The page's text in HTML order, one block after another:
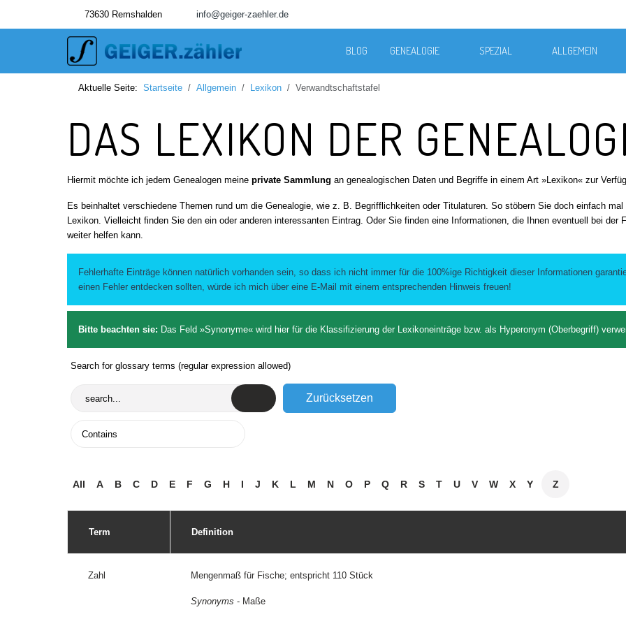
73630 Remshalden info@geiger-zaehler.de
BLOG GENEALOGIE SPEZIAL ALLGEMEIN
Aktuelle Seite: Startseite Allgemein Lexikon Verwandtschaftstafel
DAS LEXIKON DER
Hiermit möchte ich jedem Genealogen meine private Sammlung an genealogischen Daten und Begriffe in einem Art »Lexikon« zur
Es beinhaltet verschiedene Themen rund um die Genealogie, wie z. B. Begrifflichkeiten oder Titulaturen. So stöbern Sie doch einfach mal
Lexikon. Vielleicht finden Sie den ein oder anderen interessanten Eintrag. Oder Sie finden eine Informationen, die Ihnen eventuell bei der
weiter helfen kann.
Fehlerhafte Einträge können natürlich vorhanden sein, so dass ich nicht immer für die 100%ige Richtigkeit dieser Informationen
einen Fehler entdecken sollten, würde ich mich über eine E-Mail mit einem entsprechenden Hinweis freuen!
Bitte beachten sie: Das Feld »Synonyme« wird hier für die Klassifizierung der Lexikoneinträge bzw. als Hyperonym (Oberbegriff)
Search for glossary terms (regular expression allowed)
All A B C D E F G H I J K L M N O P Q R S T U V W X Y Z
Term Definition
Zahl Mengenmaß für Fische; entspricht 110 Stück
Synonyms - Maße